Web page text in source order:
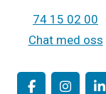
74 15 02 00
Chat med oss